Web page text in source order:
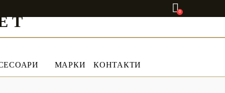
0
МАРКИ КОНТАКТИ